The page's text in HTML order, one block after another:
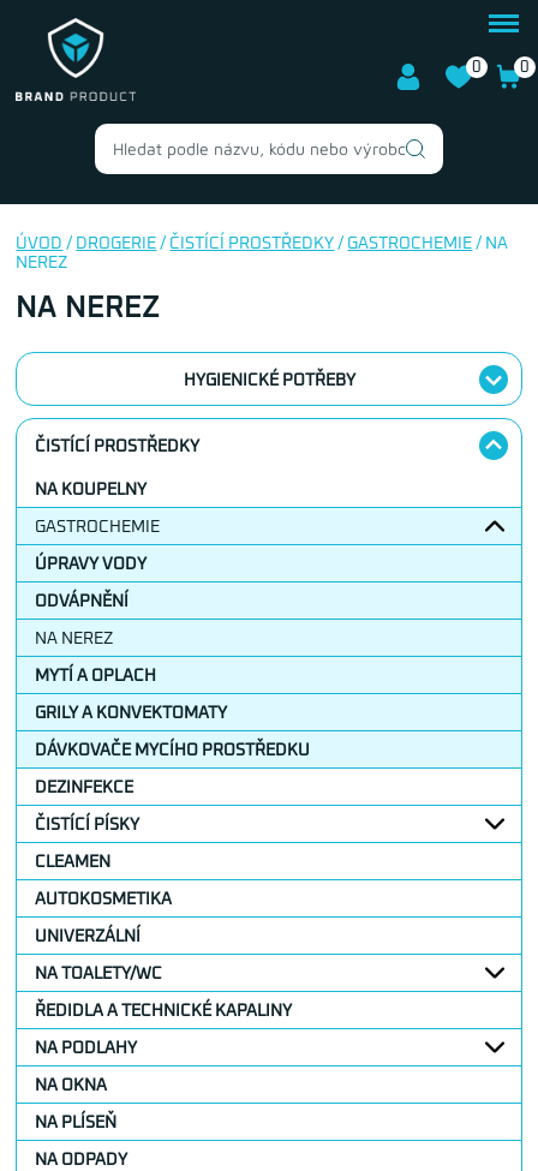
0 0
ÚVOD / DROGERIE / ČISTÍCÍ PROSTŘEDKY / GASTROCHEMIE / NA
NEREZ
NA NEREZ
HYGIENICKÉ POTŘEBY
ČISTÍCÍ PROSTŘEDKY
NA KOUPELNY
GASTROCHEMIE
ÚPRAVY VODY
ODVÁPNĚNÍ
NA NEREZ
MYTÍ A OPLACH
GRILY A KONVEKTOMATY
DÁVKOVAČE MYCÍHO PROSTŘEDKU
DEZINFEKCE
ČISTÍCÍ PÍSKY
CLEAMEN
AUTOKOSMETIKA
UNIVERZÁLNÍ
NA TOALETY/WC
ŘEDIDLA A TECHNICKÉ KAPALINY
NA PODLAHY
NA OKNA
NA PLÍSEŇ
NA ODPADY